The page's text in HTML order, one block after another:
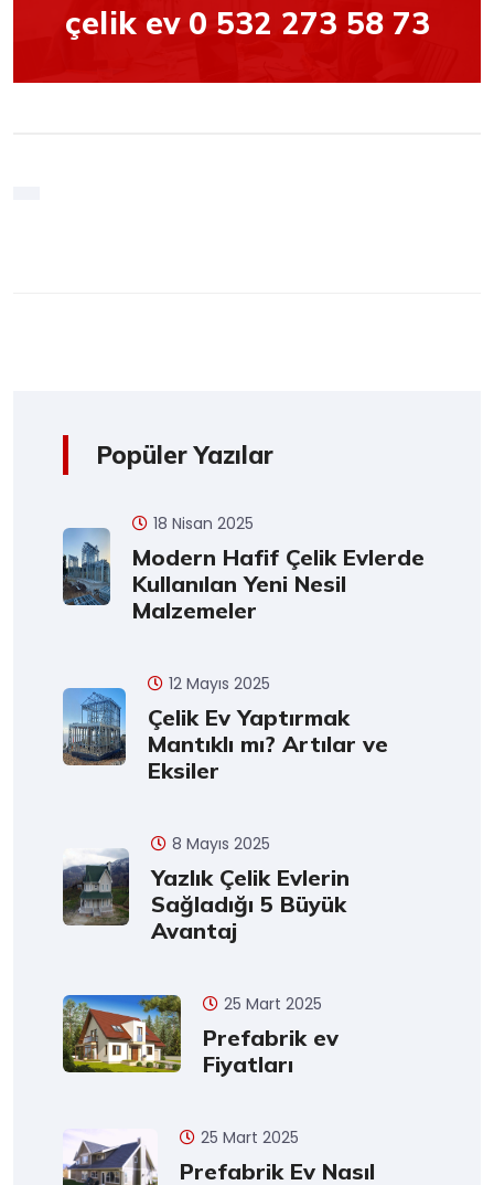
çelik ev 0 532 273 58 73
Popüler Yazılar
18 Nisan 2025
Modern Hafif Çelik Evlerde
Kullanılan Yeni Nesil
Malzemeler
12 Mayıs 2025
Çelik Ev Yaptırmak
Mantıklı mı? Artılar ve
Eksiler
8 Mayıs 2025
Yazlık Çelik Evlerin
Sağladığı 5 Büyük
Avantaj
25 Mart 2025
Prefabrik ev
Fiyatları
25 Mart 2025
Prefabrik Ev Nasıl